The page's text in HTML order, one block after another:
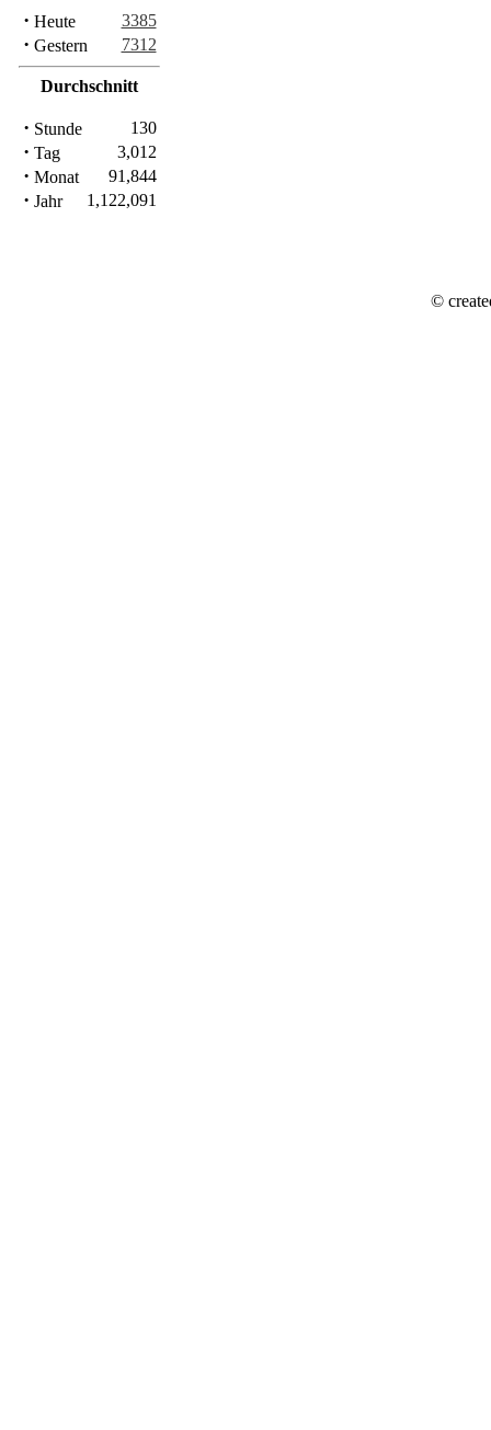
· Heute 3385
· Gestern 7312
Durchschnitt
· Stunde 130
· Tag 3,012
· Monat 91,844
· Jahr 1,122,091
©